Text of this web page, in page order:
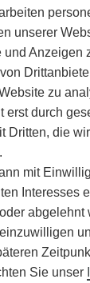
unserer
und Anzeigen
zu
erst durch
Dritten, die
mit
Interesses
abgelehnt
Sie unser